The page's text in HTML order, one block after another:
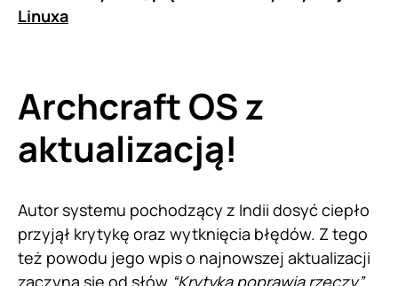
Linuxa
Archcraft OS z
aktualizacją!
Autor systemu pochodzący z Indii dosyć ciepło
przyjął krytykę oraz wytknięcia błędów. Z tego
też powodu jego wpis o najnowszej aktualizacji
zaczyna się od słów “Krytyka poprawia rzeczy”.